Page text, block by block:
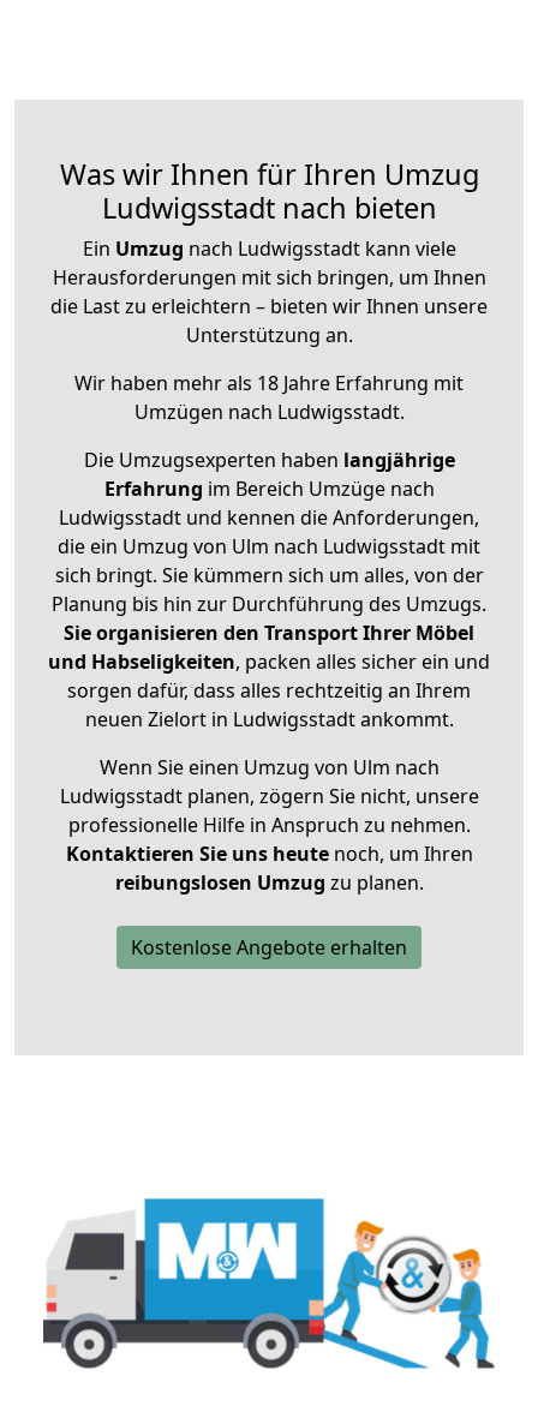
Was wir Ihnen für Ihren Umzug
Ludwigsstadt nach bieten
Ein Umzug nach Ludwigsstadt kann viele
Herausforderungen mit sich bringen, um Ihnen
die Last zu erleichtern – bieten wir Ihnen unsere
Unterstützung an.
Wir haben mehr als 18 Jahre Erfahrung mit
Umzügen nach Ludwigsstadt.
Die Umzugsexperten haben langjährige
Erfahrung im Bereich Umzüge nach
Ludwigsstadt und kennen die Anforderungen,
die ein Umzug von Ulm nach Ludwigsstadt mit
sich bringt. Sie kümmern sich um alles, von der
Planung bis hin zur Durchführung des Umzugs.
Sie organisieren den Transport Ihrer Möbel
und Habseligkeiten, packen alles sicher ein und
sorgen dafür, dass alles rechtzeitig an Ihrem
neuen Zielort in Ludwigsstadt ankommt.
Wenn Sie einen Umzug von Ulm nach
Ludwigsstadt planen, zögern Sie nicht, unsere
professionelle Hilfe in Anspruch zu nehmen.
Kontaktieren Sie uns heutenoch, um Ihren
reibungslosen Umzug zu planen.
Kostenlose Angebote erhalten